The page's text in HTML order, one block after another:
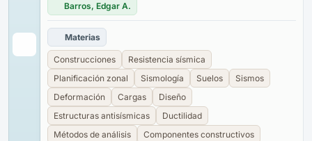
Barros, Edgar A.
Materias
Construcciones
Resistencia sísmica
Planificación zonal
Sismología Suelos
Sismos
Deformación
Cargas
Diseño
Estructuras antisísmicas
Ductilidad
Métodos de análisis
Componentes constructivos